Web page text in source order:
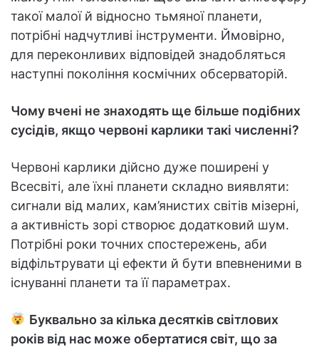
такої малої й відносно тьмяної планети,
потрібні надчутливі інструменти. Ймовірно,
для переконливих відповідей знадобляться
наступні покоління космічних обсерваторій.
Чому вчені не знаходять ще більше подібних
сусідів, якщо червоні карлики такі численні?
Червоні карлики дійсно дуже поширені у
Всесвіті, але їхні планети складно виявляти:
сигнали від малих, кам’янистих світів мізерні,
а активність зорі створює додатковий шум.
Потрібні роки точних спостережень, аби
відфільтрувати ці ефекти й бути впевненими в
існуванні планети та її параметрах.
Буквально за кілька десятків світлових
років від нас може обертатися світ, що за